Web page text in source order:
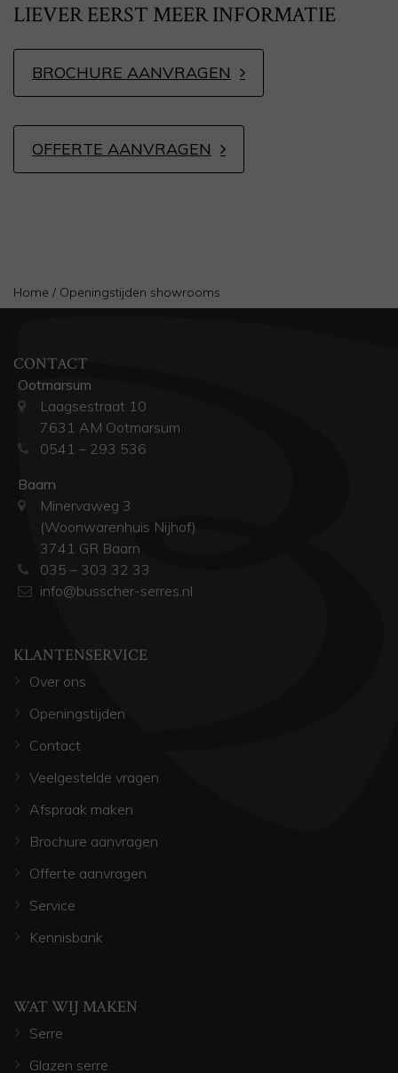
LIEVER EERST MEER INFORMATIE
BROCHURE AANVRAGEN
OFFERTE AANVRAGEN
Home / Openingstijden showrooms
CONTACT
Ootmarsum
Laagsestraat 10
7631 AM Ootmarsum
0541 – 293 536
Baarn
Minervaweg 3
(Woonwarenhuis Nijhof)
3741 GR Baarn
035 – 303 32 33
info@busscher-serres.nl
KLANTENSERVICE
Over ons
Openingstijden
Contact
Veelgestelde vragen
Afspraak maken
Brochure aanvragen
Offerte aanvragen
Service
Kennisbank
WAT WIJ MAKEN
Serre
Glazen serre